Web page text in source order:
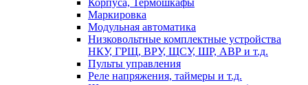
Корпуса, Термошкафы
Маркировка
Модульная автоматика
Низковольтные комплектные устройства
НКУ, ГРЩ, ВРУ, ЩСУ, ШР, АВР и т.д.
Пульты управления
Реле напряжения, таймеры и т.д.